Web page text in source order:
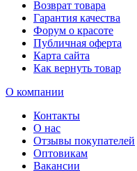
Возврат товара
Гарантия качества
Форум о красоте
Публичная оферта
Карта сайта
Как вернуть товар
О компании
Контакты
О нас
Отзывы покупателей
Оптовикам
Вакансии